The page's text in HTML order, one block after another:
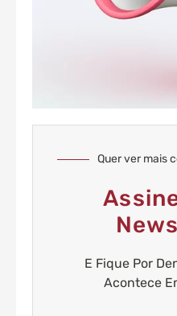
Quer ver mais
E Fique Por
Acontece